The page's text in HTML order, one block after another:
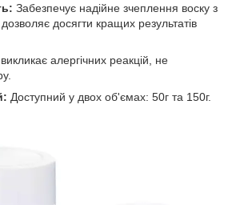
Забезпечує надійне зчеплення воску з
досягти кращих результатів
алергічних реакцій, не
Доступний у двох об'ємах: 50г та 150г.